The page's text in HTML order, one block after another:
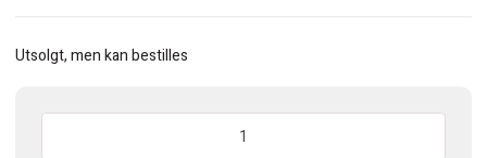
Utsolgt, men kan bestilles